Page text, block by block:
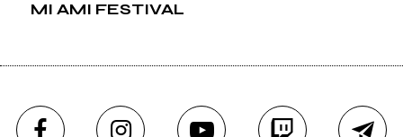
MI AMI FESTIVAL